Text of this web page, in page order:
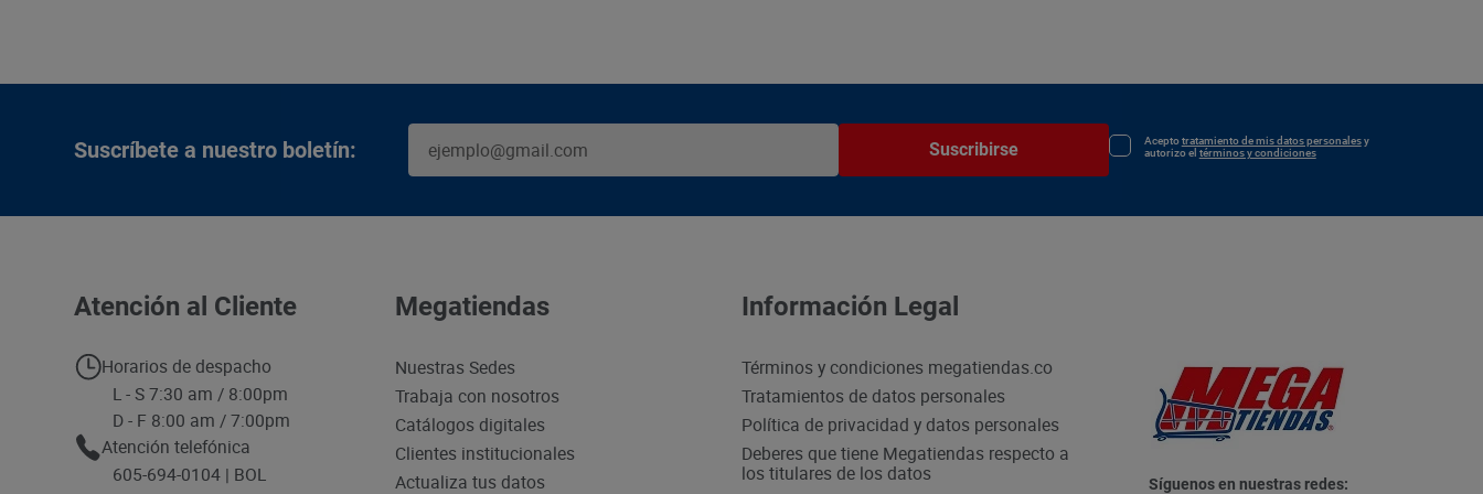
Suscríbete a nuestro boletín: Suscribirse Aceptotratamiento de mis datos personalesy
autorizo el términos y condiciones
Atención al Cliente
Horarios de despacho
L - S 7:30 am / 8:00pm
D - F 8:00 am / 7:00pm
Atención telefónica
605-694-0104 | BOL
Megatiendas
Nuestras Sedes
Trabaja con nosotros
Catálogos digitales
Clientes institucionales
Actualiza tus datos
Información Legal
Términos y condiciones megatiendas.co
Tratamientos de datos personales
Política de privacidad y datos personales
Deberes que tiene Megatiendas respecto a
los titulares de los datos
Síguenos en nuestras redes: